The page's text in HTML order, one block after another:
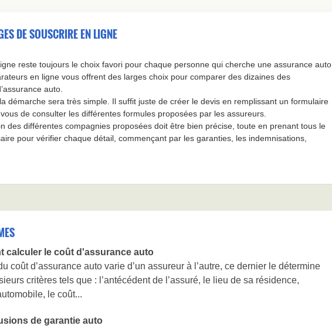
DE SOUSCRIRE EN LIGNE
reste toujours le choix favori pour chaque personne qui cherche une assurance auto,
en ligne vous offrent des larges choix pour comparer des dizaines des
auto.
démarche sera très simple. Il suffit juste de créer le devis en remplissant un formulaire
de consulter les différentes formules proposées par les assureurs.
des différentes compagnies proposées doit être bien précise, toute en prenant tous le
pour vérifier chaque détail, commençant par les garanties, les indemnisations,
calculer le coût d'assurance auto
coût d’assurance auto varie d’un assureur à l’autre, ce dernier le détermine
critères tels que : l’antécédent de l’assuré, le lieu de sa résidence,
le coût...
de garantie auto